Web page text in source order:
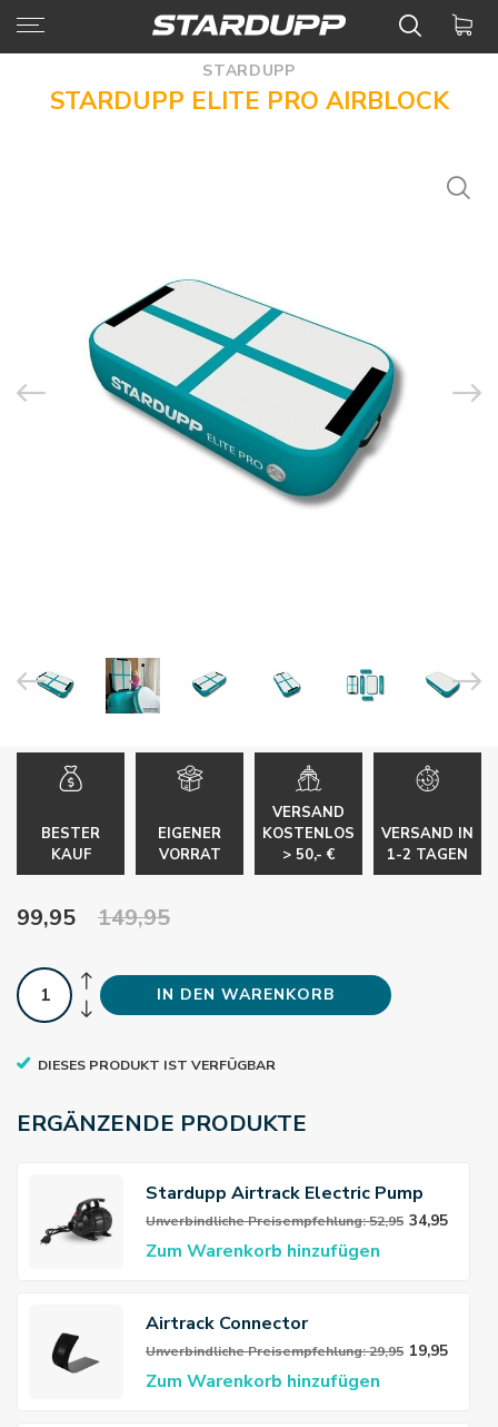
STARDUPP
STARDUPP ELITE PRO AIRBLOCK
BESTER
KAUF
EIGENER
VORRAT
VERSAND
KOSTENLOS
> 50,- €
VERSAND IN
1-2 TAGEN
99,95 149,95
IN DEN WARENKORB
DIESES PRODUKT IST VERFÜGBAR
ERGÄNZENDE PRODUKTE
Stardupp Airtrack Electric Pump
Unverbindliche Preisempfehlung: 52,95 34,95
Zum Warenkorb hinzufügen
Airtrack Connector
Unverbindliche Preisempfehlung: 29,95 19,95
Zum Warenkorb hinzufügen